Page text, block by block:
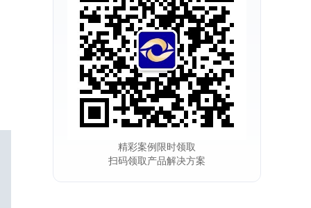
精彩案例限时领取
扫码领取产品解决方案